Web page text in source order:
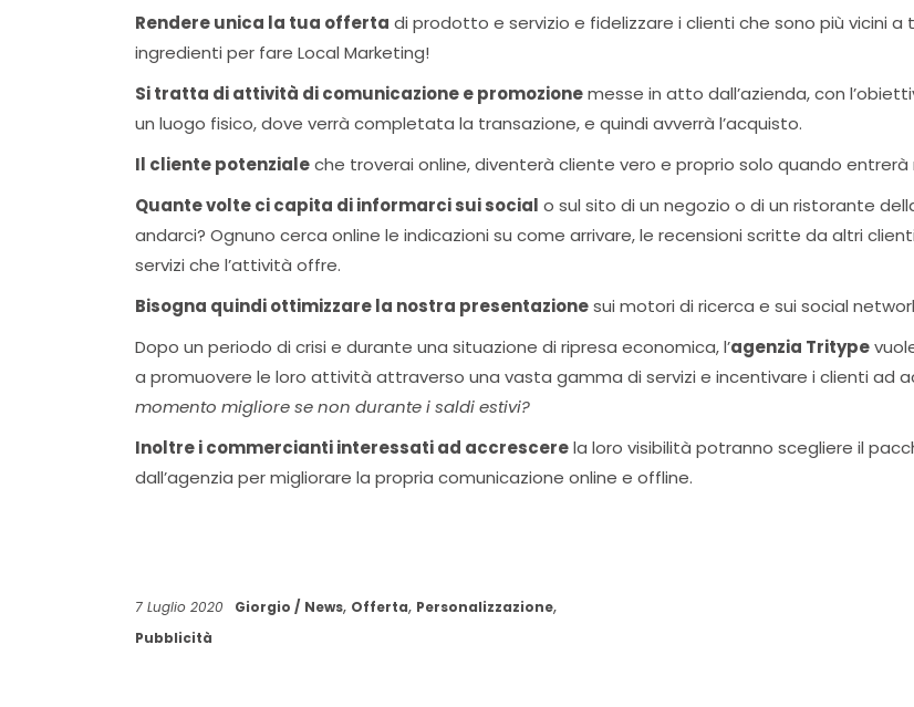
Rendere unica la tua offerta di prodotto e servizio e fidelizzare i clienti che sono più vicini a
ingredienti per fare Local Marketing!
Si tratta di attività di comunicazione e promozionemesse in atto dall’azienda, con
un luogo fisico, dove verrà completata la transazione, e quindi avverrà l’acquisto.
Il cliente potenzialeche troverai online, diventerà cliente vero e proprio solo quando entrerà
Quante volte ci capita di informarci sui social o sul sito di un negozio o di un ristorante
andarci? Ognuno cerca online le indicazioni su come arrivare, le recensioni scritte da altri
servizi che l’attività offre.
Bisogna quindi ottimizzare la nostra presentazionesui motori di ricerca e sui social
Dopo un periodo di crisi e durante una situazione di ripresa economica, l’agenzia Tritype
a promuovere le loro attività attraverso una vasta gamma di servizi e incentivare i clienti ad
momento migliore se non durante i saldi estivi?
Inoltre i commercianti interessati ad accrescerela loro visibilità potranno scegliere il
dall’agenzia per migliorare la propria comunicazione online e offline.
7 Luglio 2020 Giorgio News, Offerta, Personalizzazione,
Pubblicità